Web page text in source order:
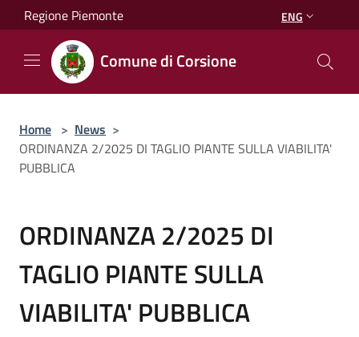
Salta al contenuto principale
Regione Piemonte ENG
Comune di Corsione
Home > News >
ORDINANZA 2/2025 DI TAGLIO PIANTE SULLA VIABILITA'
PUBBLICA
ORDINANZA 2/2025 DI
TAGLIO PIANTE SULLA
VIABILITA' PUBBLICA